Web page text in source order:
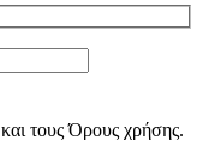
και τους Όρους χρήσης.